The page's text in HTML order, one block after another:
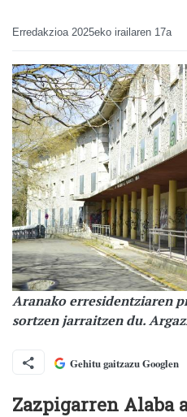
Erredakzioa 2025eko irailaren 17a
Aranako erresidentziaren
sortzen jarraitzen du.
Gehitu gaitzazu Googlen
Zazpigarren Alaba